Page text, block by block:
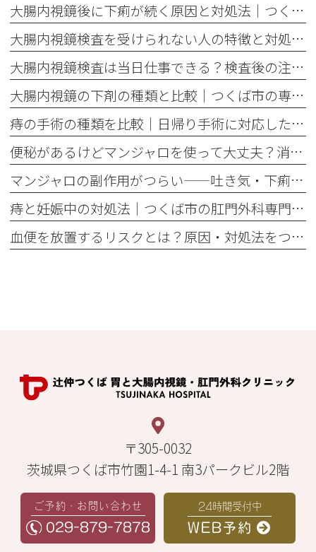
大腸内視鏡後に下痢が続く原因と対処法｜つくば市の専門クリニックが解説
大腸内視鏡検査を受けられない人の特徴と対処法｜つくば市の専門クリニック
大腸内視鏡検査は当日仕事できる？検査後の注意点と流れを解説｜つくば
大腸内視鏡の下剤の種類と比較｜つくば市の専門クリニックが解説
痔の手術の種類を比較｜日帰り手術に対応したつくばの肛門外科
便秘があるけどマンジャロを使って大丈夫？消化器内視鏡専門医が答えます｜つくば
マンジャロの副作用がつらい——吐き気・下痢・便秘との付き合い方と受診の目安｜つくばの内視鏡専門医が解説
痔と妊娠中の対処法｜つくば市の肛門外科専門クリニックが解説
血便を放置するリスクとは？原因・対処法をつくばの専門医が解説
〒305-0032
茨城県つくば市竹園1-4-1 南3パークビル2階
ご予約・お問い合わせ
029-879-7878
24時間受付中
WEB予約